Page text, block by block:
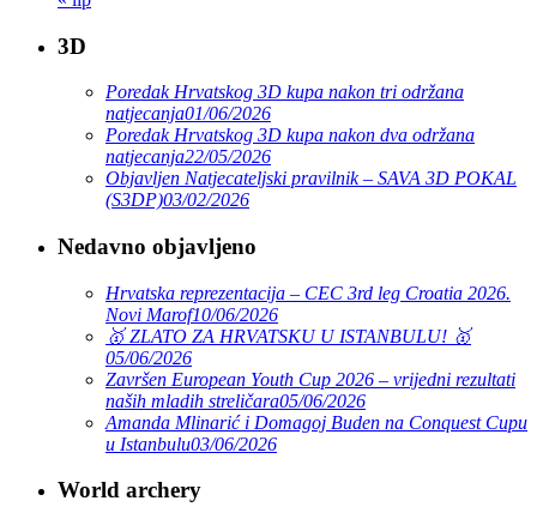
3D
Poredak Hrvatskog 3D kupa nakon tri održana
natjecanja01/06/2026
Poredak Hrvatskog 3D kupa nakon dva održana
natjecanja22/05/2026
Objavljen Natjecateljski pravilnik – SAVA 3D POKAL
(S3DP)03/02/2026
Nedavno objavljeno
Hrvatska reprezentacija – CEC 3rd leg Croatia 2026.
Novi Marof10/06/2026
🥇 ZLATO ZA HRVATSKU U ISTANBULU! 🥇
05/06/2026
Završen European Youth Cup 2026 – vrijedni rezultati
naših mladih streličara05/06/2026
Amanda Mlinarić i Domagoj Buden na Conquest Cupu
u Istanbulu03/06/2026
World archery